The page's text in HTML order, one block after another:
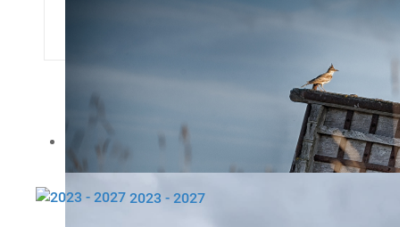
2023 - 2027